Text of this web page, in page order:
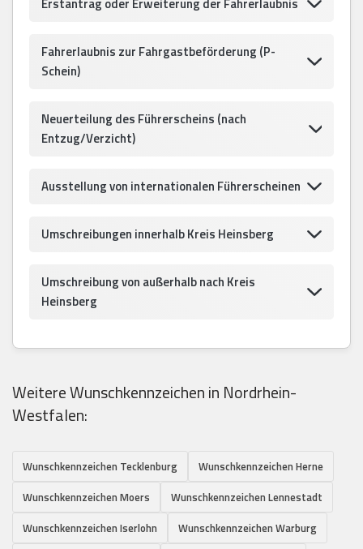
Fahrerlaubnis zur Fahrgastbeförderung (P-
Schein)
Neuerteilung des Führerscheins (nach
Entzug/Verzicht)
Ausstellung von internationalen Führerscheinen
Umschreibungen innerhalb Kreis Heinsberg
Umschreibung von außerhalb nach Kreis
Heinsberg
Weitere Wunschkennzeichen in Nordrhein-
Westfalen:
Wunschkennzeichen Tecklenburg
Wunschkennzeichen Herne
Wunschkennzeichen Moers
Wunschkennzeichen Lennestadt
Wunschkennzeichen Iserlohn
Wunschkennzeichen Warburg